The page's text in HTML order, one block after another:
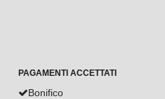
PAGAMENTI ACCETTATI
Bonifico